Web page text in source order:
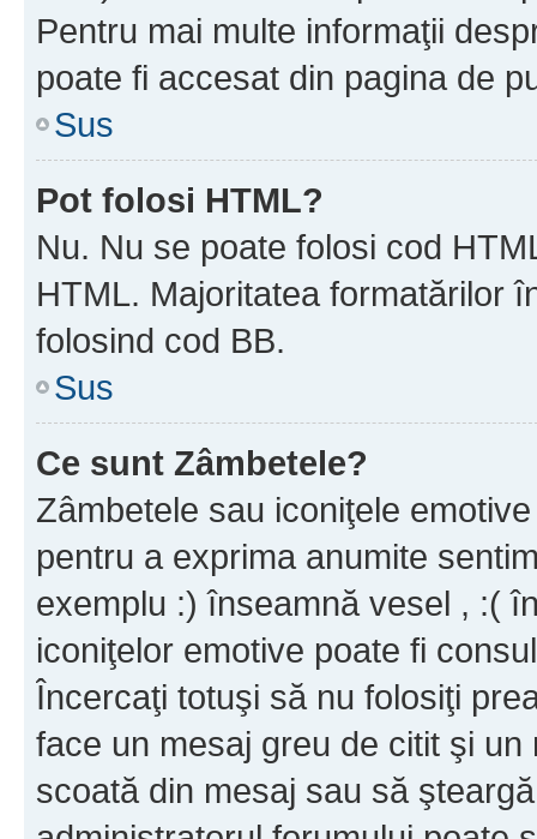
Pentru mai multe informaţii
poate fi accesat din pagina de
Sus
Pot folosi HTML?
Nu. Nu se poate folosi cod
HTML. Majoritatea formatărilor
folosind cod BB.
Sus
Ce sunt Zâmbetele?
Zâmbetele sau iconiţele
pentru a exprima anumite
exemplu :) înseamnă vesel , :(
iconiţelor emotive poate fi
Încercaţi totuşi să nu folosiţi
face un mesaj greu de citit şi
scoată din mesaj sau să